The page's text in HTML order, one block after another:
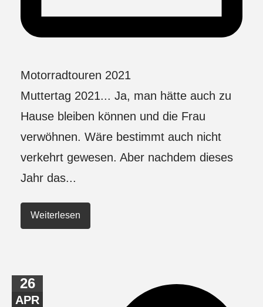
Motorradtouren 2021
Muttertag 2021... Ja, man hätte auch zu
Hause bleiben können und die Frau
verwöhnen. Wäre bestimmt auch nicht
verkehrt gewesen. Aber nachdem dieses
Jahr das...
Weiterlesen
26
APR